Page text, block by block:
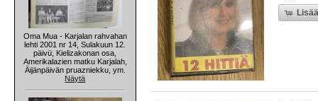
Oma Mua - Karjalan rahvahan
lehti 2001 nr 14, Sulakuun 12.
päivü; Kielizakonan osa,
Amerikalazien matku Karjalah,
Äijänpäivän pruazniekku, ym.
Näytä